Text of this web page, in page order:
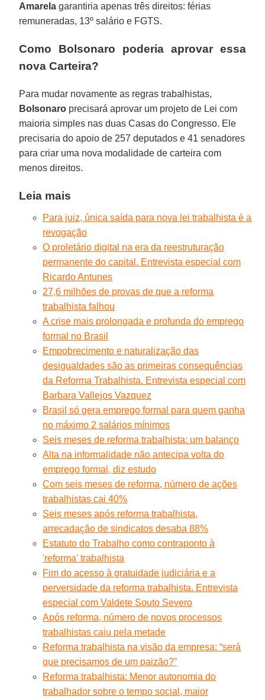
Amarela garantiria apenas três direitos: férias
remuneradas, 13º salário e FGTS.
Como Bolsonaro poderia aprovar essa
nova Carteira?
Para mudar novamente as regras trabalhistas,
Bolsonaro precisará aprovar um projeto de Lei com
maioria simples nas duas Casas do Congresso. Ele
precisaria do apoio de 257 deputados e 41 senadores
para criar uma nova modalidade de carteira com
menos direitos.
Leia mais
Para juiz, única saída para nova lei trabalhista é a
revogação
O proletário digital na era da reestruturação
permanente do capital. Entrevista especial com
Ricardo Antunes
27,6 milhões de provas de que a reforma
trabalhista falhou
A crise mais prolongada e profunda do emprego
formal no Brasil
Empobrecimento e naturalização das
desigualdades são as primeiras consequências
da Reforma Trabalhista. Entrevista especial com
Barbara Vallejos Vazquez
Brasil só gera emprego formal para quem ganha
no máximo 2 salários mínimos
Seis meses de reforma trabalhista: um balanço
Alta na informalidade não antecipa volta do
emprego formal, diz estudo
Com seis meses de reforma, número de ações
trabalhistas cai 40%
Seis meses após reforma trabalhista,
arrecadação de sindicatos desaba 88%
Estatuto do Trabalho como contraponto à
'reforma' trabalhista
Fim do acesso à gratuidade judiciária e a
perversidade da reforma trabalhista. Entrevista
especial com Valdete Souto Severo
Após reforma, número de novos processos
trabalhistas caiu pela metade
Reforma trabalhista na visão da empresa: “será
que precisamos de um paizão?”
Reforma trabalhista: Menor autonomia do
trabalhador sobre o tempo social, maior